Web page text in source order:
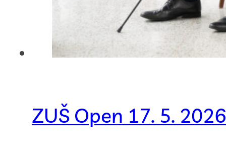
ZUŠ Open 17. 5. 2026